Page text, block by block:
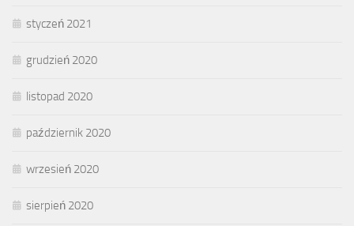
styczeń 2021
grudzień 2020
listopad 2020
październik 2020
wrzesień 2020
sierpień 2020